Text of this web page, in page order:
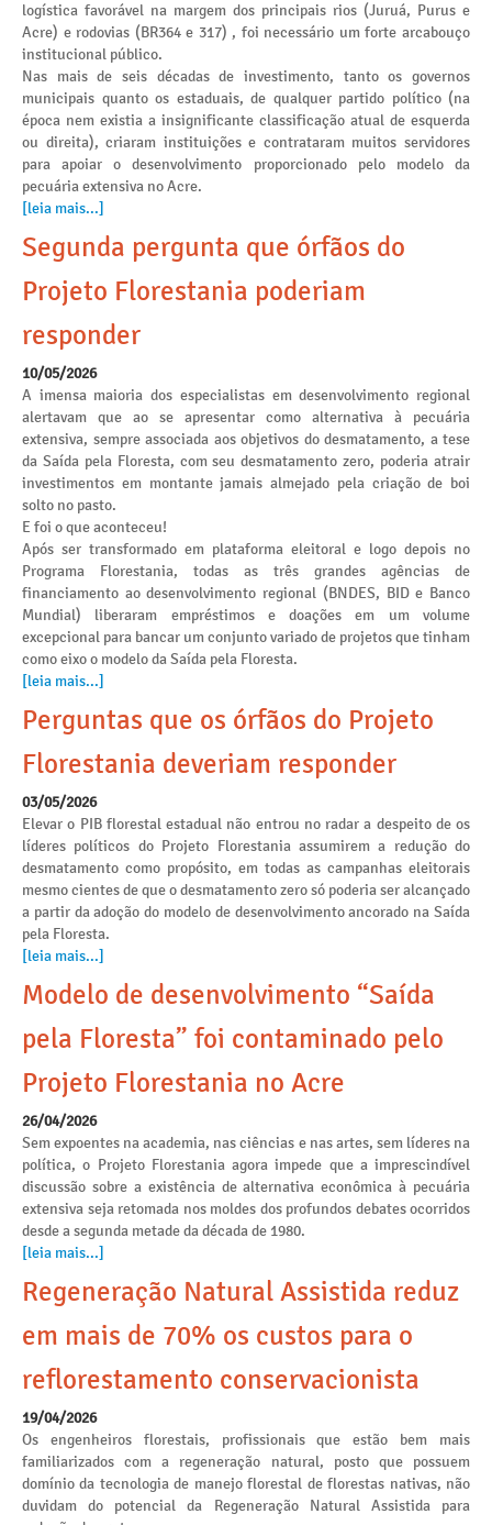
logística favorável na margem dos principais rios (Juruá, Purus e
Acre) e rodovias (BR364 e 317) , foi necessário um forte arcabouço
institucional público.
Nas mais de seis décadas de investimento, tanto os governos
municipais quanto os estaduais, de qualquer partido político (na
época nem existia a insignificante classificação atual de esquerda
ou direita), criaram instituições e contrataram muitos servidores
para apoiar o desenvolvimento proporcionado pelo modelo da
pecuária extensiva no Acre.
[leia mais...]
Segunda pergunta que órfãos do
Projeto Florestania poderiam
responder
10/05/2026
A imensa maioria dos especialistas em desenvolvimento regional
alertavam que ao se apresentar como alternativa à pecuária
extensiva, sempre associada aos objetivos do desmatamento, a tese
da Saída pela Floresta, com seu desmatamento zero, poderia atrair
investimentos em montante jamais almejado pela criação de boi
solto no pasto.
E foi o que aconteceu!
Após ser transformado em plataforma eleitoral e logo depois no
Programa Florestania, todas as três grandes agências de
financiamento ao desenvolvimento regional (BNDES, BID e Banco
Mundial) liberaram empréstimos e doações em um volume
excepcional para bancar um conjunto variado de projetos que tinham
como eixo o modelo da Saída pela Floresta.
[leia mais...]
Perguntas que os órfãos do Projeto
Florestania deveriam responder
03/05/2026
Elevar o PIB florestal estadual não entrou no radar a despeito de os
líderes políticos do Projeto Florestania assumirem a redução do
desmatamento como propósito, em todas as campanhas eleitorais
mesmo cientes de que o desmatamento zero só poderia ser alcançado
a partir da adoção do modelo de desenvolvimento ancorado na Saída
pela Floresta.
[leia mais...]
Modelo de desenvolvimento “Saída
pela Floresta” foi contaminado pelo
Projeto Florestania no Acre
26/04/2026
Sem expoentes na academia, nas ciências e nas artes, sem líderes na
política, o Projeto Florestania agora impede que a imprescindível
discussão sobre a existência de alternativa econômica à pecuária
extensiva seja retomada nos moldes dos profundos debates ocorridos
desde a segunda metade da década de 1980.
[leia mais...]
Regeneração Natural Assistida reduz
em mais de 70% os custos para o
reflorestamento conservacionista
19/04/2026
Os engenheiros florestais, profissionais que estão bem mais
familiarizados com a regeneração natural, posto que possuem
domínio da tecnologia de manejo florestal de florestas nativas, não
duvidam do potencial da Regeneração Natural Assistida para